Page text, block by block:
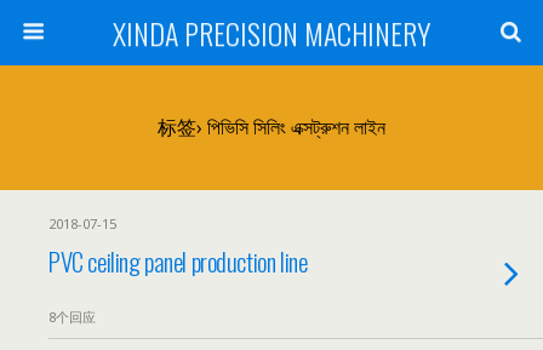
XINDA PRECISION MACHINERY
标签› পিভিসি সিলিং এক্সট্রুশন লাইন
2018-07-15
PVC ceiling panel production line
8个回应